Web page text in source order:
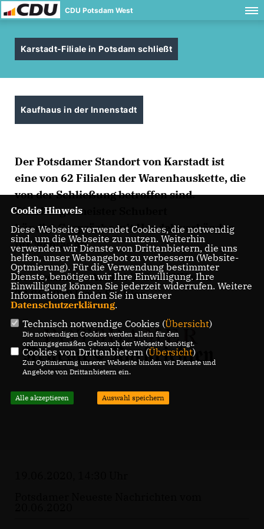
CDU Potsdam West
Karstadt-Filiale in Potsdam schließt
Kaufhaus in der Innenstadt
Der Potsdamer Standort von Karstadt ist
eine von 62 Filialen der Warenhauskette, die
von der Schließung betroffen sind.
Oberbürgermeister Schubert
kündigt Gespräche mit Handelsverbänden
für Montag an.
Den gesamten Artikel in den PNN vom
20.06.2020 lesen Siehier.
Cookie Hinweis
Diese Webseite verwendet Cookies, die notwendig
sind, um die Webseite zu nutzen. Weiterhin
verwenden wir Dienste von Drittanbietern, die uns
helfen, unser Webangebot zu verbessern (Website-
Optmierung). Für die Verwendung bestimmter
Dienste, benötigen wir Ihre Einwilligung. Ihre
Einwilligung können Sie jederzeit widerrufen. Weitere
Informationen finden Sie in unserer
Datenschutzerklärung.
Technisch notwendige Cookies (Übersicht)
Die notwendigen Cookies werden allein für den
ordnungsgemäßen Gebrauch der Webseite benötigt.
Cookies von Drittanbietern (Übersicht)
Zur Optimierung unserer Webseite binden wir Dienste und
Angebote von Drittanbietern ein.
Alle akzeptieren Auswahl speichern